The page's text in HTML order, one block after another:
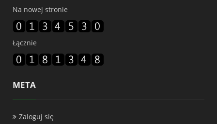
Na nowej stronie
Łącznie
META
Zaloguj się